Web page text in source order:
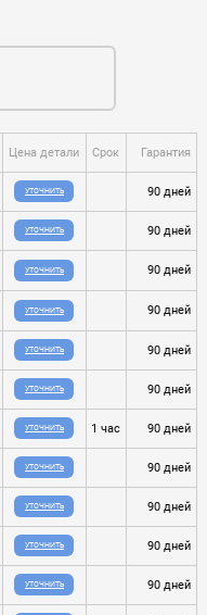
Цена детали Срок Гарантия
УТОЧНИТЬ 90 дней
УТОЧНИТЬ 90 дней
УТОЧНИТЬ 90 дней
УТОЧНИТЬ 90 дней
УТОЧНИТЬ 90 дней
УТОЧНИТЬ 90 дней
УТОЧНИТЬ 1 час 90 дней
УТОЧНИТЬ 90 дней
УТОЧНИТЬ 90 дней
УТОЧНИТЬ 90 дней
УТОЧНИТЬ 90 дней